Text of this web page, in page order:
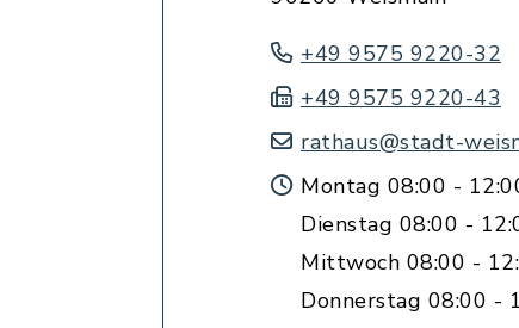
+49 9575 9220-32
+49 9575 9220-43
rathaus@stadt-
Montag 08:00 -
Dienstag 08:00 -
Mittwoch 08:00 -
Donnerstag 08:00 -